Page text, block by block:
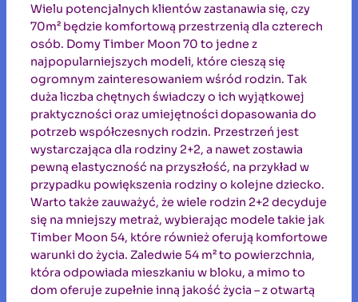
Wielu potencjalnych klientów zastanawia się, czy
70m² będzie komfortową przestrzenią dla czterech
osób. Domy Timber Moon 70 to jedne z
najpopularniejszych modeli, które cieszą się
ogromnym zainteresowaniem wśród rodzin. Tak
duża liczba chętnych świadczy o ich wyjątkowej
praktyczności oraz umiejętności dopasowania do
potrzeb współczesnych rodzin. Przestrzeń jest
wystarczająca dla rodziny 2+2, a nawet zostawia
pewną elastyczność na przyszłość, na przykład w
przypadku powiększenia rodziny o kolejne dziecko.
Warto także zauważyć, że wiele rodzin 2+2 decyduje
się na mniejszy metraż, wybierając modele takie jak
Timber Moon 54, które również oferują komfortowe
warunki do życia. Zaledwie 54 m² to powierzchnia,
która odpowiada mieszkaniu w bloku, a mimo to
dom oferuje zupełnie inną jakość życia – z otwartą